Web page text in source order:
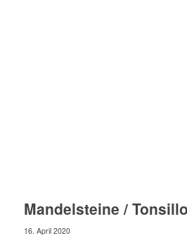
Mandelsteine /
16. April 2020